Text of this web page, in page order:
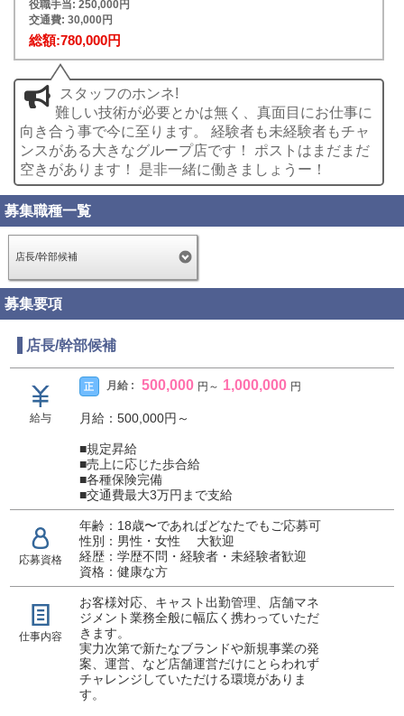
役職手当: 250,000円
交通費: 30,000円
総額:780,000円
スタッフのホンネ!
難しい技術が必要とかは無く、真面目にお仕事に
向き合う事で今に至ります。 経験者も未経験者もチャ
ンスがある大きなグループ店です！ ポストはまだまだ
空きがあります！ 是非一緒に働きましょうー！
募集職種一覧
店長/幹部候補
募集要項
店長/幹部候補
給与
正 月給 : 500,000 円 ～ 1,000,000 円
月給：500,000円～
■規定昇給
■売上に応じた歩合給
■各種保険完備
■交通費最大3万円まで支給
応募資格
年齢：18歳〜であればどなたでもご応募可
性別：男性・女性 大歓迎
経歴：学歴不問・経験者・未経験者歓迎
資格：健康な方
仕事内容
お客様対応、キャスト出勤管理、店舗マネ
ジメント業務全般に幅広く携わっていただ
きます。
実力次第で新たなブランドや新規事業の発
案、運営、など店舗運営だけにとらわれず
チャレンジしていただける環境がありま
す。